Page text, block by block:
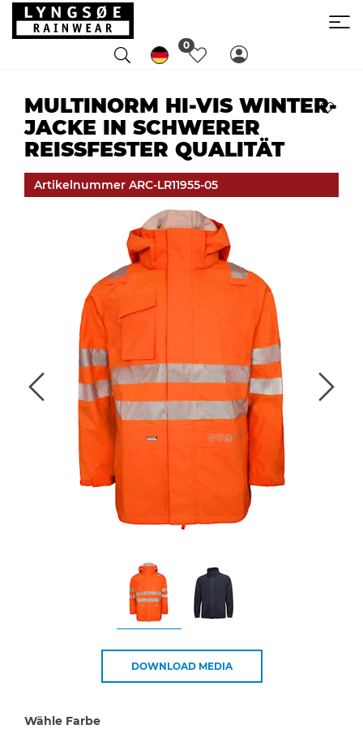
0
MULTINORM HI-VIS WINTER-
JACKE IN SCHWERER
REISSFESTER QUALITÄT
Artikelnummer ARC-LR11955-05
DOWNLOAD MEDIA
Wähle Farbe